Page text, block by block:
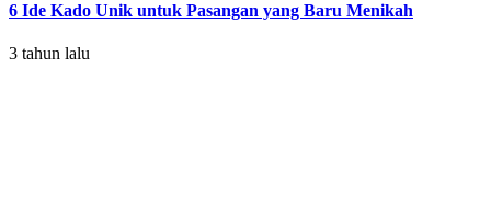
6 Ide Kado Unik untuk Pasangan yang Baru Menikah
3 tahun lalu